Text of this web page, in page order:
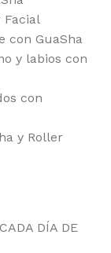
Facial
con GuaSha
y labios con
con
y Roller
DÍA DE